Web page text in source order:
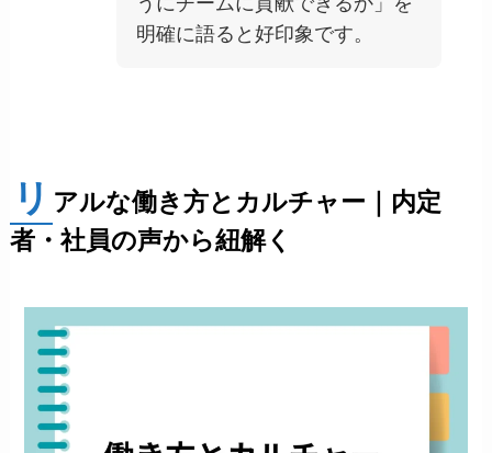
明確に語ると好印象です。
リ アルな働き方とカルチャー｜内定
者・社員の声から紐解く